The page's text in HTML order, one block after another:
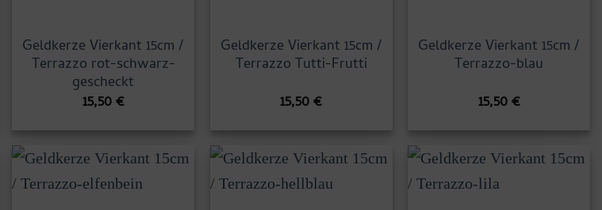
Geldkerze Vierkant 15cm /
Terrazzo rot-schwarz-
gescheckt
15,50€
Geldkerze Vierkant 15cm /
Terrazzo Tutti-Frutti
15,50€
Geldkerze Vierkant 15cm /
Terrazzo-blau
15,50€